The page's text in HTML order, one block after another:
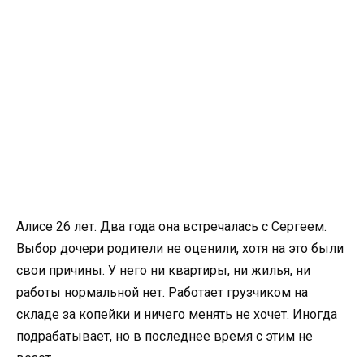
Алисе 26 лет. Два года она встречалась с Сергеем.
Выбор дочери родители не оценили, хотя на это были
свои причины. У него ни квартиры, ни жилья, ни
работы нормальной нет. Работает грузчиком на
складе за копейки и ничего менять не хочет. Иногда
подрабатывает, но в последнее время с этим не